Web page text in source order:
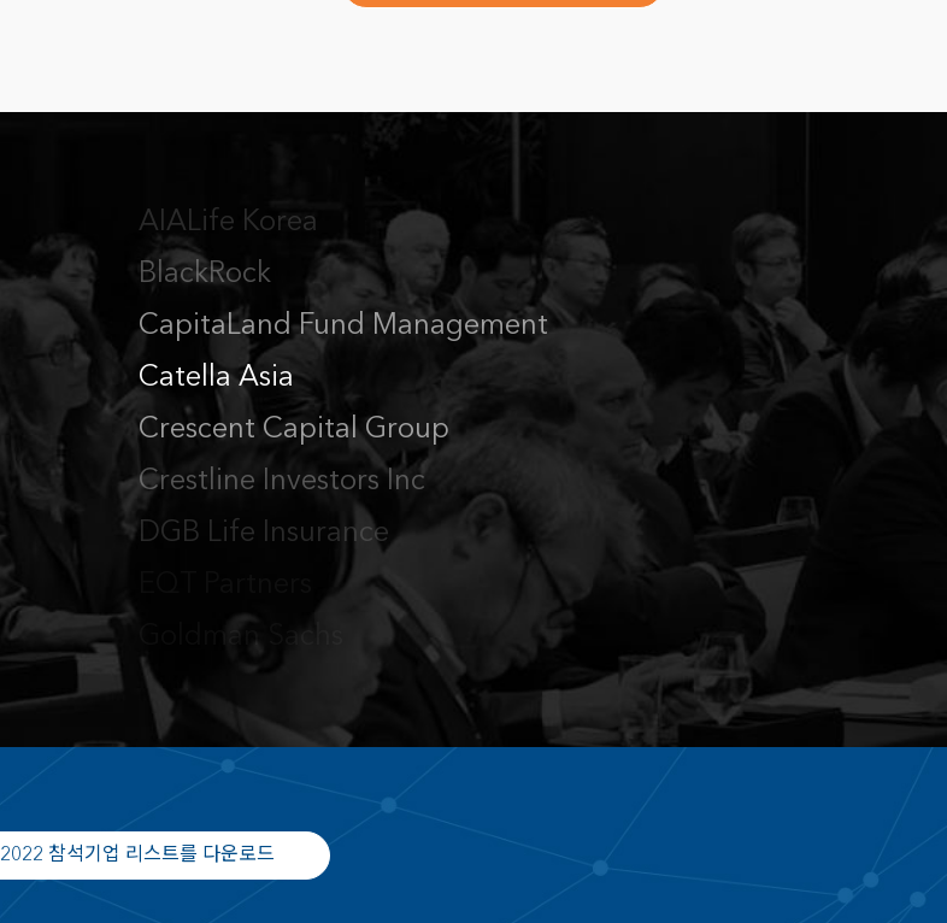
Northleaf Capital Partners
ABL Life Insurance
AIALife Korea
BlackRock
CapitaLand Fund Management
Catella Asia
Crescent Capital Group
Crestline Investors Inc
DGB Life Insurance
Goldman Sachs
Government Employees Pension Service (GEPS)
Hanwha Life Insurance
Hyundai Marine & Fire Insurance
IFM Investors
2022 참석기업 리스트를 다운로드